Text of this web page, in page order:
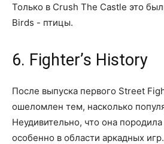
Только в Crush The Castle это
Birds - птицы.
6. Fighter’s History
После выпуска первого Street
ошеломлен тем, насколько
Неудивительно, что она
особенно в области аркадных игр.